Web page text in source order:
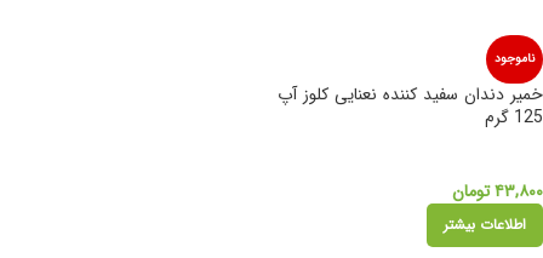
ناموجود
خمیر دندان سفید کننده نعنایی کلوز آپ
125 گرم
۴۳,۸۰۰تومان
اطلاعات بیشتر